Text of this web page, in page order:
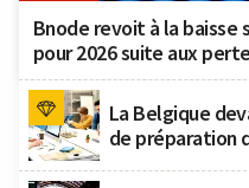
Bnode revoit à la baisse
pour 2026 suite aux
La Belgique
de préparation